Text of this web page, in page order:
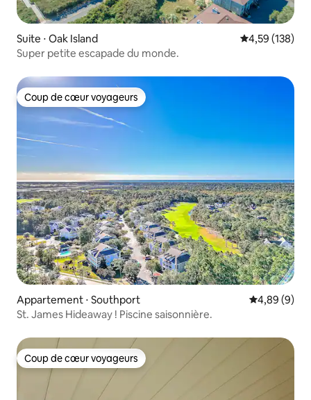
Suite ⋅ Oak Island Évaluation
4,59 (138)
Super petite escapade du monde.
Coup de cœur voyageurs
Coup de cœur voyageurs
Appartement ⋅ Southport Évaluation
4,89 (9)
St. James Hideaway ! Piscine saisonnière.
Coup de cœur voyageurs
Coup de cœur voyageurs